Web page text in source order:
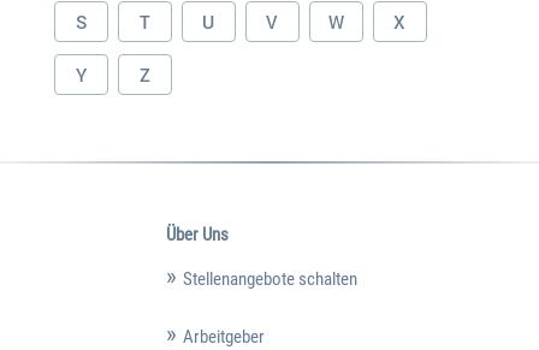
S T U V W X
Y Z
Über Uns
Stellenangebote schalten
Arbeitgeber